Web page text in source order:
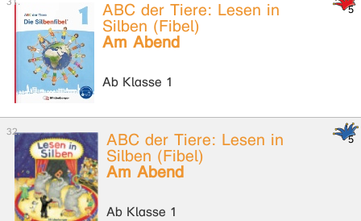
ABC der Tiere: Lesen in
Silben (Fibel)
Am Abend
Ab Klasse 1
ABC der Tiere: Lesen in
Silben (Fibel)
Am Abend
Ab Klasse 1